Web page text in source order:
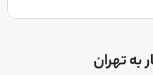
به تهران